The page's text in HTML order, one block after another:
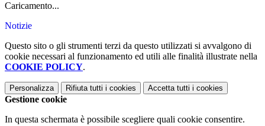
Caricamento...
Notizie
Questo sito o gli strumenti terzi da questo utilizzati si avvalgono di
cookie necessari al funzionamento ed utili alle finalità illustrate nella
COOKIE POLICY.
Personalizza Rifiuta tutti i cookies Accetta tutti i cookies
Gestione cookie
In questa schermata è possibile scegliere quali cookie consentire.